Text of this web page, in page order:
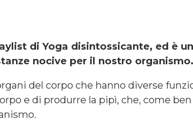
di Yoga disintossicante, ed è
nocive per il nostro organismo.
del corpo che hanno diverse
e di produrre la pipì, che, come